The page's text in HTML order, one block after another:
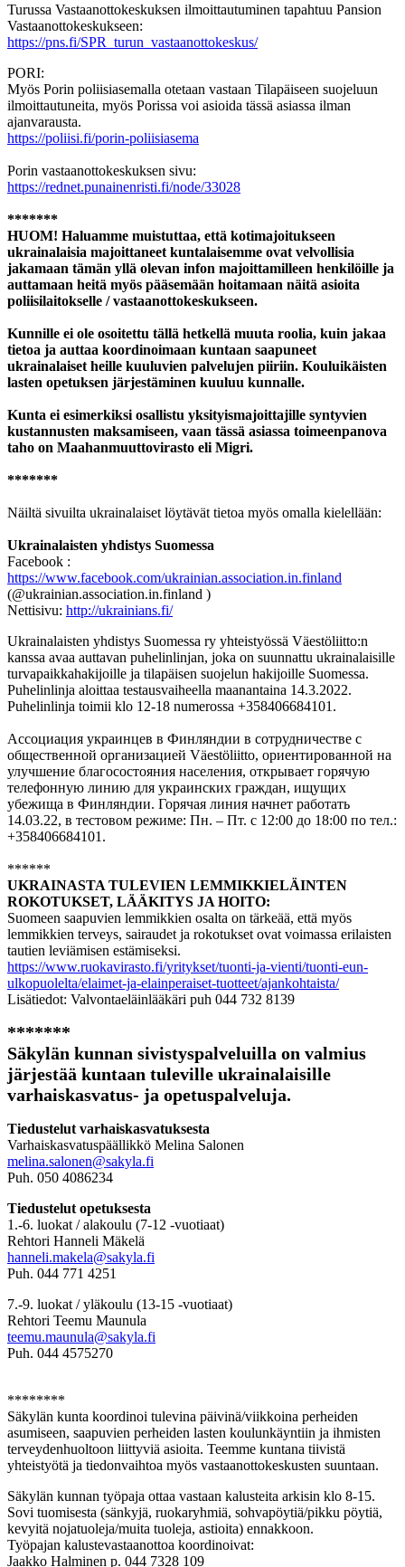
Turussa Vastaanottokeskuksen ilmoittautuminen tapahtuu Pansion
Vastaanottokeskukseen:
https://pns.fi/SPR_turun_vastaanottokeskus/
PORI:
Myös Porin poliisiasemalla otetaan vastaan Tilapäiseen suojeluun
ilmoittautuneita, myös Porissa voi asioida tässä asiassa ilman
ajanvarausta.
https://poliisi.fi/porin-poliisiasema
Porin vastaanottokeskuksen sivu:
https://rednet.punainenristi.fi/node/33028
*******
HUOM! Haluamme muistuttaa, että kotimajoitukseen
ukrainalaisia majoittaneet kuntalaisemme ovat velvollisia
jakamaan tämän yllä olevan infon majoittamilleen henkilöille ja
auttamaan heitä myös pääsemään hoitamaan näitä asioita
poliisilaitokselle / vastaanottokeskukseen.
Kunnille ei ole osoitettu tällä hetkellä muuta roolia, kuin jakaa
tietoa ja auttaa koordinoimaan kuntaan saapuneet
ukrainalaiset heille kuuluvien palvelujen piiriin. Kouluikäisten
lasten opetuksen järjestäminen kuuluu kunnalle.
Kunta ei esimerkiksi osallistu yksityismajoittajille syntyvien
kustannusten maksamiseen, vaan tässä asiassa toimeenpanova
taho on Maahanmuuttovirasto eli Migri.
*******
Näiltä sivuilta ukrainalaiset löytävät tietoa myös omalla kielellään:
Ukrainalaisten yhdistys Suomessa
Facebook :
https://www.facebook.com/ukrainian.association.in.finland
(@ukrainian.association.in.finland )
Nettisivu: http://ukrainians.fi/
Ukrainalaisten yhdistys Suomessa ry yhteistyössä Väestöliitto:n
kanssa avaa auttavan puhelinlinjan, joka on suunnattu ukrainalaisille
turvapaikkahakijoille ja tilapäisen suojelun hakijoille Suomessa.
Puhelinlinja aloittaa testausvaiheella maanantaina 14.3.2022.
Puhelinlinja toimii klo 12-18 numerossa +358406684101.
Aссоциация украинцев в Финляндии в сотрудничестве с
общественной организацией Väestöliitto, ориентированной на
улучшение благосостояния населения, открывает горячую
телефонную линию для украинских граждан, ищущих
убежища в Финляндии. Горячая линия начнет работать
14.03.22, в тестовом режиме: Пн. – Пт. с 12:00 до 18:00 по тел.:
+358406684101.
******
UKRAINASTA TULEVIEN LEMMIKKIELÄINTEN
ROKOTUKSET, LÄÄKITYS JA HOITO:
Suomeen saapuvien lemmikkien osalta on tärkeää, että myös
lemmikkien terveys, sairaudet ja rokotukset ovat voimassa erilaisten
tautien leviämisen estämiseksi.
https://www.ruokavirasto.fi/yritykset/tuonti-ja-vienti/tuonti-eun-
ulkopuolelta/elaimet-ja-elainperaiset-tuotteet/ajankohtaista/
Lisätiedot: Valvontaeläinlääkäri puh 044 732 8139
*******
Säkylän kunnan sivistyspalveluilla on valmius
järjestää kuntaan tuleville ukrainalaisille
varhaiskasvatus- ja opetuspalveluja.
Tiedustelut varhaiskasvatuksesta
Varhaiskasvatuspäällikkö Melina Salonen
melina.salonen@sakyla.fi
Puh. 050 4086234
Tiedustelut opetuksesta
1.-6. luokat / alakoulu (7-12 -vuotiaat)
Rehtori Hanneli Mäkelä
hanneli.makela@sakyla.fi
Puh. 044 771 4251
7.-9. luokat / yläkoulu (13-15 -vuotiaat)
Rehtori Teemu Maunula
teemu.maunula@sakyla.fi
Puh. 044 4575270
********
Säkylän kunta koordinoi tulevina päivinä/viikkoina perheiden
asumiseen, saapuvien perheiden lasten koulunkäyntiin ja ihmisten
terveydenhuoltoon liittyviä asioita. Teemme kuntana tiivistä
yhteistyötä ja tiedonvaihtoa myös vastaanottokeskusten suuntaan.
Säkylän kunnan työpaja ottaa vastaan kalusteita arkisin klo 8-15.
Sovi tuomisesta (sänkyjä, ruokaryhmiä, sohvapöytiä/pikku pöytiä,
kevyitä nojatuoleja/muita tuoleja, astioita) ennakkoon.
Työpajan kalustevastaanottoa koordinoivat:
Jaakko Halminen p. 044 7328 109